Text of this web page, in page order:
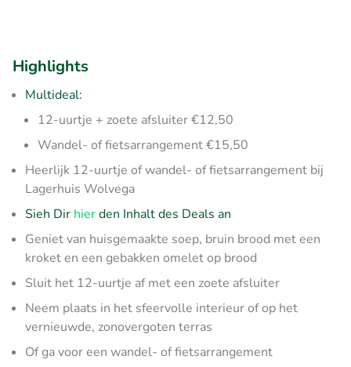
Highlights
Multideal:
12-uurtje + zoete afsluiter €12,50
Wandel- of fietsarrangement €15,50
Heerlijk 12-uurtje of wandel- of fietsarrangement bij
Lagerhuis Wolvega
Sieh Dir hierden Inhalt des Deals an
Geniet van huisgemaakte soep, bruin brood met een
kroket en een gebakken omelet op brood
Sluit het 12-uurtje af met een zoete afsluiter
Neem plaats in het sfeervolle interieur of op het
vernieuwde, zonovergoten terras
Of ga voor een wandel- of fietsarrangement